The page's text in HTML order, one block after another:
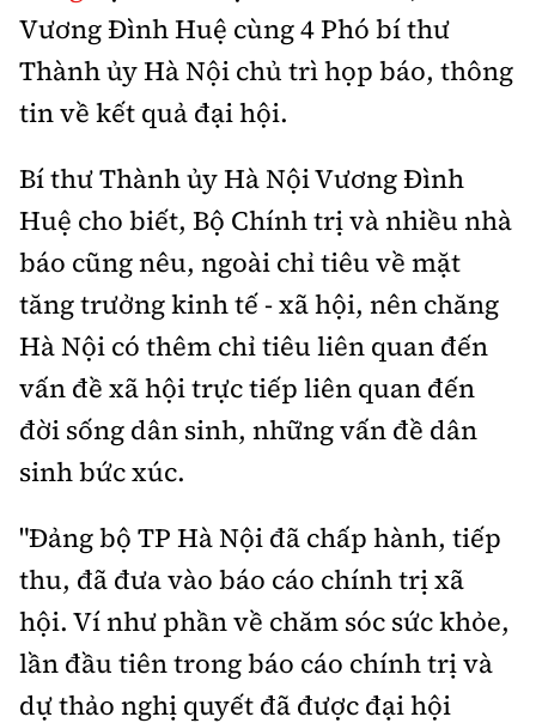
Nhà thầu
Mời thầu - Đấu thầu
Thi viết về GTVT
Gương sáng giao thông
Âm nhạc
Hậu trường sao
360 độ thể thao
Sản phẩm mới
Tư vấn
Thế giới
Thời sự Quốc tế
Hồ sơ tài liệu
Thế giới giao thông
Thế giới xây dựng
Đi ++
Lối sống
Ẩm thực
Thời sự
Khám phá
Camera giao thông
Câu chuyện giao thông
Giải trí - Thể thao
Cơ quan chủ quản: Bộ Xây dựng
Giấy phép số: 03/GP-BVHTTDL, cấp ngày 1/4/2025.
Tòa soạn: Số 2 Nguyễn Công Hoan, phường Giảng Võ,
Tổng biên tập:Nguyễn Thị Hồng Nga
Phó Tổng biên tập:Nguyễn Sơn Tùng,
Nguyễn Đức Thắng, La Đức Hùng
Hotline:
0901 514 799
Quảng cáo và Phát hành:
0915 057 282
Vương Đình Huệ cùng 4 Phó bí thư
Thành ủy Hà Nội chủ trì họp báo, thông
tin về kết quả đại hội.
Bí thư Thành ủy Hà Nội Vương Đình
Huệ cho biết, Bộ Chính trị và nhiều nhà
báo cũng nêu, ngoài chỉ tiêu về mặt
tăng trưởng kinh tế - xã hội, nên chăng
Hà Nội có thêm chỉ tiêu liên quan đến
vấn đề xã hội trực tiếp liên quan đến
đời sống dân sinh, những vấn đề dân
sinh bức xúc.
"Đảng bộ TP Hà Nội đã chấp hành, tiếp
thu, đã đưa vào báo cáo chính trị xã
hội. Ví như phần về chăm sóc sức khỏe,
lần đầu tiên trong báo cáo chính trị và
dự thảo nghị quyết đã được đại hội